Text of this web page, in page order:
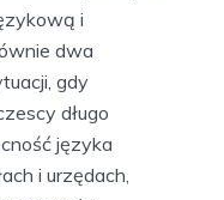
i
dwa
gdy
długo
języka
i urzędach,